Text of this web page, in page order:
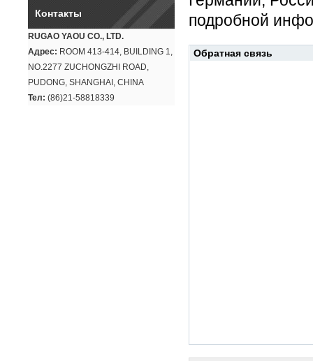
Контакты
RUGAO YAOU CO., LTD.
Адрес: ROOM 413-414, BUILDING 1,
NO.2277 ZUCHONGZHI ROAD,
PUDONG, SHANGHAI, CHINA
Тел: (86)21-58818339
подробной
Обратная связь